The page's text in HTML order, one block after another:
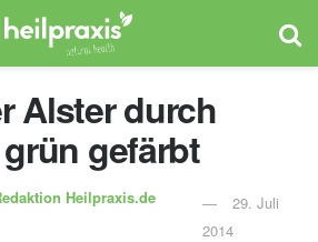
Alster durch
gefärbt
Heilpraxis.de
29. Juli
2014